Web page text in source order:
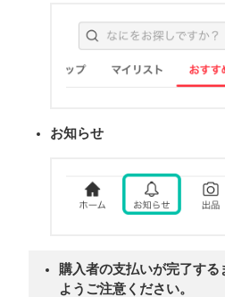
お知らせ
購入者の支払いが完了す
ようご注意ください。